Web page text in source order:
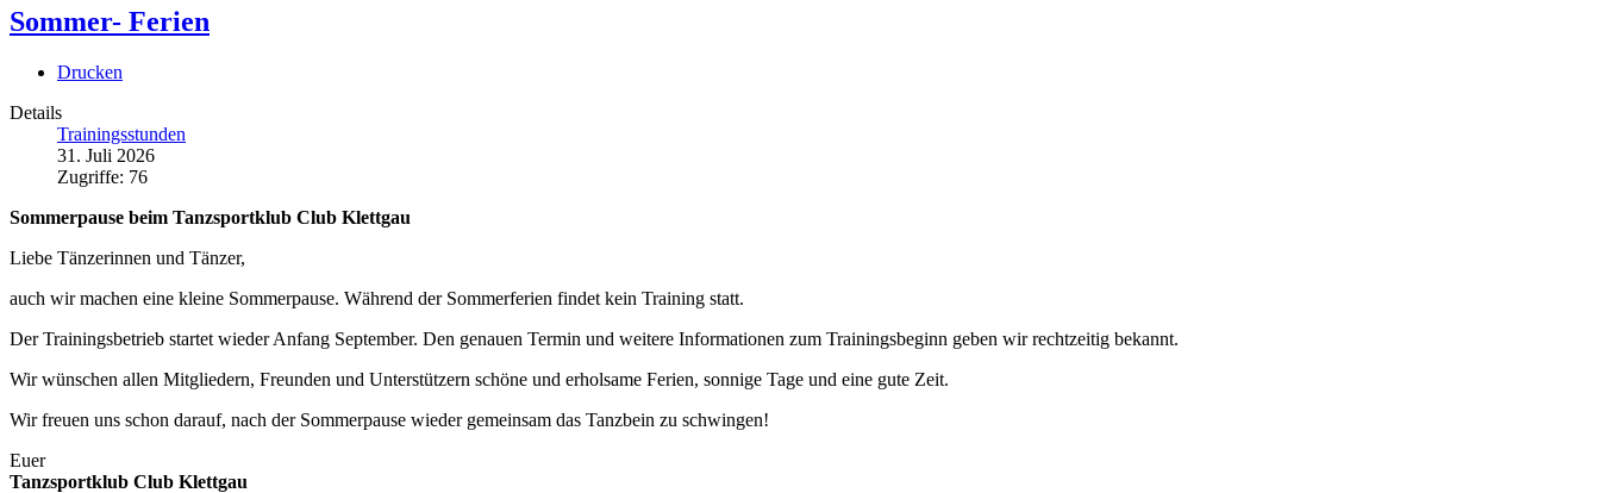
Sommer- Ferien
Drucken
Details
Trainingsstunden
31. Juli 2026
Zugriffe: 76
Sommerpause beim Tanzsportklub Club Klettgau
Liebe Tänzerinnen und Tänzer,
auch wir machen eine kleine Sommerpause. Während der Sommerferien findet kein Training statt.
Der Trainingsbetrieb startet wieder Anfang September. Den genauen Termin und weitere Informationen zum Trainingsbeginn geben wir rechtzeitig bekannt.
Wir wünschen allen Mitgliedern, Freunden und Unterstützern schöne und erholsame Ferien, sonnige Tage und eine gute Zeit.
Wir freuen uns schon darauf, nach der Sommerpause wieder gemeinsam das Tanzbein zu schwingen!
Euer
Tanzsportklub Club Klettgau